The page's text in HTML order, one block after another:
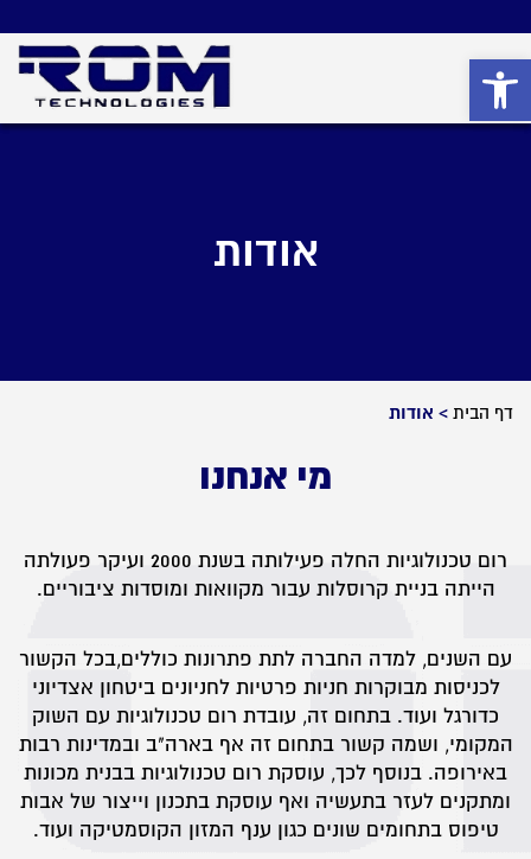
אודות
דף הבית > אודות
מי אנחנו
רום טכנולוגיות החלה פעילותה בשנת 2000 ועיקר פעולתה
הייתה בניית קרוסלות עבור מקוואות ומוסדות ציבוריים.
עם השנים, למדה החברה לתת פתרונות כוללים,בכל הקשור
לכניסות מבוקרות חניות פרטיות לחניונים ביטחון אצדיוני
כדורגל ועוד. בתחום זה, עובדת רום טכנולוגיות עם השוק
המקומי, ושמה קשור בתחום זה אף בארה"ב ובמדינות רבות
באירופה. בנוסף לכך, עוסקת רום טכנולוגיות בבנית מכונות
ומתקנים לעזר בתעשיה ואף עוסקת בתכנון וייצור של אבות
טיפוס בתחומים שונים כגון ענף המזון הקוסמטיקה ועוד.
פתח סרגל נגישות